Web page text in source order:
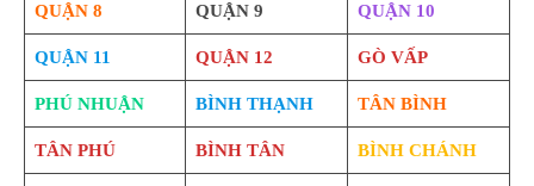
QUẬN 8 QUẬN 9 QUẬN 10
QUẬN 11 QUẬN 12 GÒ VẤP
PHÚ NHUẬN BÌNH THẠNH TÂN BÌNH
TÂN PHÚ BÌNH TÂN BÌNH CHÁNH